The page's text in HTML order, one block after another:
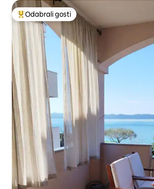
Među najviše rangiranima s oznakom
Odabrali gosti